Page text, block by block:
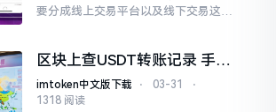
要分成线上交易平台以及线下交易这两
家。
区块上查USDT转账记录 手把
手教你三步搞定
imtoken中文版下载 ⋅ 03-31
⋅
1318 阅读